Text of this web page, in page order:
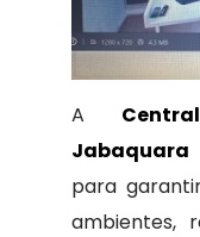
A
Jabaquara
para
ambientes,